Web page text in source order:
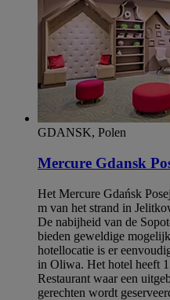
GDANSK, Polen
Mercure Gdansk
Het Mercure Gdańsk
m van het strand in
De nabijheid van de
bieden geweldige
hotellocatie is er
in Oliwa. Het hotel heeft
Restaurant waar een
gerechten wordt